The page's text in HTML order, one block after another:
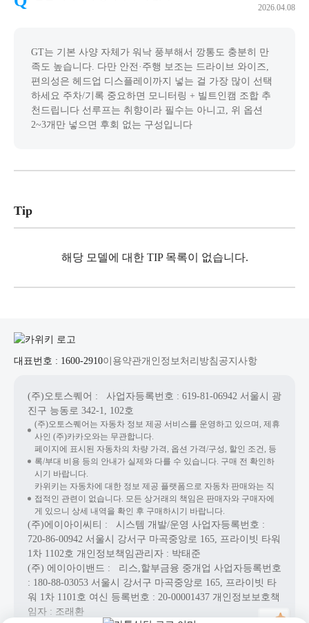
2026.04.08
GT는 기본 사양 자체가 워낙 풍부해서 깡통도 충분히 만
족도 높습니다. 다만 안전·주행 보조는 드라이브 와이즈,
편의성은 헤드업 디스플레이까지 넣는 걸 가장 많이 선택
하세요 주차/기록 중요하면 모니터링 + 빌트인캠 조합 추
천드립니다 선루프는 취향이라 필수는 아니고, 위 옵션
2~3개만 넣으면 후회 없는 구성입니다
Tip
해당 모델에 대한 TIP 목록이 없습니다.
대표번호 : 1600-2910이용약관개인정보처리방침 공지사항
(주)오토스퀘어 : 사업자등록번호 : 619-81-06942 서울시 광
진구 능동로 342-1, 102호
(주)오토스퀘어는 자동차 정보 제공 서비스를 운영하고 있으며, 제휴
사인 (주)카카오와는 무관합니다.
페이지에 표시된 자동차의 차량 가격, 옵션 가격/구성, 할인 조건, 등
록/부대 비용 등의 안내가 실제와 다를 수 있습니다. 구매 전 확인하
시기 바랍니다.
카위키는 자동차에 대한 정보 제공 플랫폼으로 자동차 판매와는 직
접적인 관련이 없습니다. 모든 상거래의 책임은 판매자와 구매자에
게 있으니 상세 내역을 확인 후 구매하시기 바랍니다.
(주)에이아이씨티 : 시스템 개발/운영 사업자등록번호 :
720-86-00942 서울시 강서구 마곡중앙로 165, 프라이빗 타워
1차 1102호 개인정보책임관리자 : 박태준
(주) 에이아이밴드 : 리스,할부금융 중개업 사업자등록번호
: 180-88-03053 서울시 강서구 마곡중앙로 165, 프라이빗 타
워 1차 1101호 여신 등록번호 : 20-00001437 개인정보보호책
임자 : 조래환